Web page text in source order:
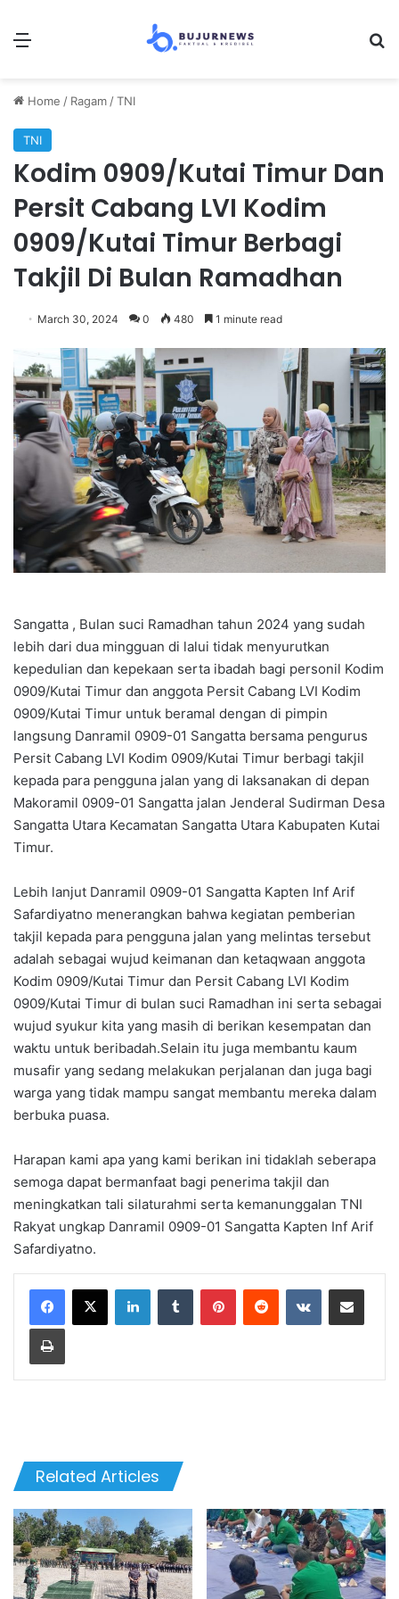
Menu
Home / Ragam /TNI
TNI
Kodim 0909/Kutai Timur Dan
Persit Cabang LVI Kodim
0909/Kutai Timur Berbagi
Takjil Di Bulan Ramadhan
March 30, 2024 0 480 1 minute read
Sangatta , Bulan suci Ramadhan tahun 2024 yang sudah
lebih dari dua mingguan di lalui tidak menyurutkan
kepedulian dan kepekaan serta ibadah bagi personil Kodim
0909/Kutai Timur dan anggota Persit Cabang LVI Kodim
0909/Kutai Timur untuk beramal dengan di pimpin
langsung Danramil 0909-01 Sangatta bersama pengurus
Persit Cabang LVI Kodim 0909/Kutai Timur berbagi takjil
kepada para pengguna jalan yang di laksanakan di depan
Makoramil 0909-01 Sangatta jalan Jenderal Sudirman Desa
Sangatta Utara Kecamatan Sangatta Utara Kabupaten Kutai
Timur.
Lebih lanjut Danramil 0909-01 Sangatta Kapten Inf Arif
Safardiyatno menerangkan bahwa kegiatan pemberian
takjil kepada para pengguna jalan yang melintas tersebut
adalah sebagai wujud keimanan dan ketaqwaan anggota
Kodim 0909/Kutai Timur dan Persit Cabang LVI Kodim
0909/Kutai Timur di bulan suci Ramadhan ini serta sebagai
wujud syukur kita yang masih di berikan kesempatan dan
waktu untuk beribadah.Selain itu juga membantu kaum
musafir yang sedang melakukan perjalanan dan juga bagi
warga yang tidak mampu sangat membantu mereka dalam
berbuka puasa.
Harapan kami apa yang kami berikan ini tidaklah seberapa
semoga dapat bermanfaat bagi penerima takjil dan
meningkatkan tali silaturahmi serta kemanunggalan TNI
Rakyat ungkap Danramil 0909-01 Sangatta Kapten Inf Arif
Safardiyatno.
LinkedInTumblr PinterestReddit VKontakteShare via Email
Print
Related Articles